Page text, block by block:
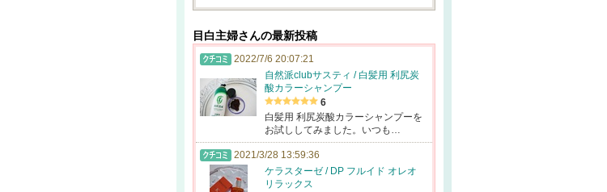
目白主婦さんの最新投稿
2022/7/6 20:07:21
自然派clubサスティ / 白髪用 利尻炭
酸カラーシャンプー
6
白髪用 利尻炭酸カラーシャンプーを
お試ししてみました。いつも…
2021/3/28 13:59:36
ケラスターゼ / DP フルイド オレオ
リラックス